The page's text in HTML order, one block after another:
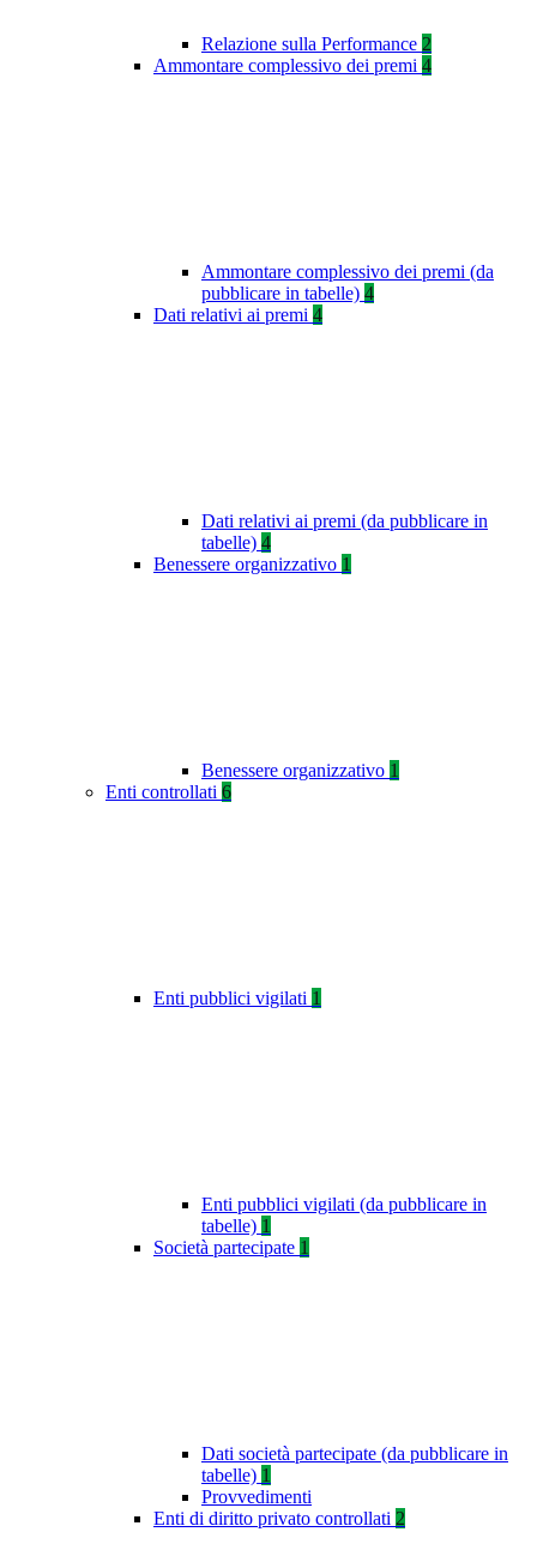
Relazione sulla Performance 2
Ammontare complessivo dei premi 4
Ammontare complessivo dei premi (da
pubblicare in tabelle) 4
Dati relativi ai premi 4
Dati relativi ai premi (da pubblicare in
tabelle) 4
Benessere organizzativo 1
Benessere organizzativo 1
Enti controllati 6
Enti pubblici vigilati 1
Enti pubblici vigilati (da pubblicare in
tabelle) 1
Società partecipate 1
Dati società partecipate (da pubblicare in
tabelle) 1
Provvedimenti
Enti di diritto privato controllati 2